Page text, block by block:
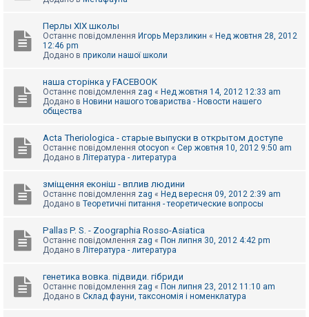
Перлы ХІХ школы
Останнє повідомлення Игорь Мерзликин « Нед жовтня 28, 2012
12:46 pm
Додано в приколи нашої школи
наша сторінка у FACEBOOK
Останнє повідомлення zag « Нед жовтня 14, 2012 12:33 am
Додано в Новини нашого товариства - Новости нашего
общества
Acta Theriologica - старые выпуски в открытом доступе
Останнє повідомлення otocyon « Сер жовтня 10, 2012 9:50 am
Додано в Література - литература
зміщення еконіш - вплив людини
Останнє повідомлення zag « Нед вересня 09, 2012 2:39 am
Додано в Теоретичні питання - теоретические вопросы
Pallas P. S. - Zoographia Rosso-Asiatica
Останнє повідомлення zag « Пон липня 30, 2012 4:42 pm
Додано в Література - литература
генетика вовка. підвиди. гібриди
Останнє повідомлення zag « Пон липня 23, 2012 11:10 am
Додано в Склад фауни, таксономія і номенклатура